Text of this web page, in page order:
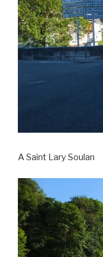
A Saint Lary Soulan